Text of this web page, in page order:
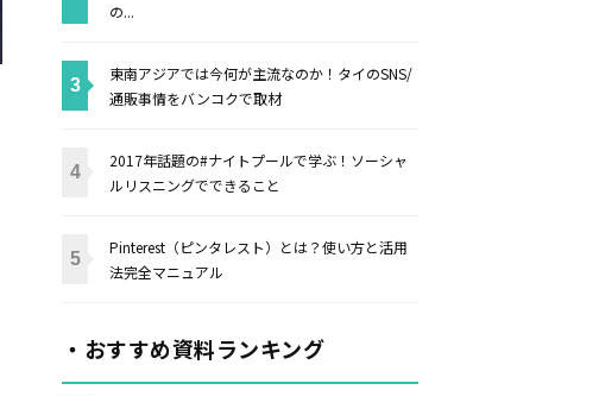
の...
東南アジアでは今何が主流なのか！タイのSNS/
通販事情をバンコクで取材
2017年話題の#ナイトプールで学ぶ！ソーシャ
ルリスニングでできること
Pinterest（ピンタレスト）とは？使い方と活用
法完全マニュアル
・おすすめ資料ランキング